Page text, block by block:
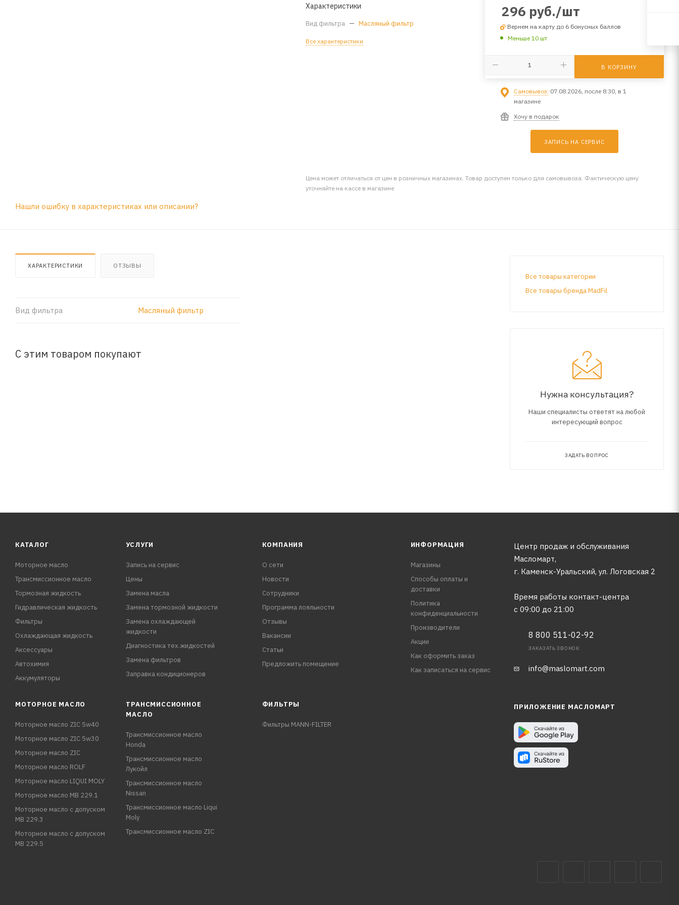
Характеристики
Вид фильтра — Масляный фильтр
Все характеристики
296 руб./шт
Вернем на карту до 6 бонусных баллов
Меньше 10 шт
В КОРЗИНУ
Самовывоз: 07.08.2026, после 8:30, в 1
магазине
Хочу в подарок
ЗАПИСЬ НА СЕРВИС
Цена может отличаться от цен в розничных магазинах. Товар доступен только для самовывоза. Фактическую цену
уточняйте на кассе в магазине
Нашли ошибку в характеристиках или описании?
ХАРАКТЕРИСТИКИ ОТЗЫВЫ
Вид фильтра Масляный фильтр
С этим товаром покупают
Все товары категории
Все товары бренда MadFil
Нужна консультация?
Наши специалисты ответят на любой
интересующий вопрос
ЗАДАТЬ ВОПРОС
КАТАЛОГ
Моторное масло
Трансмиссионное масло
Тормозная жидкость
Гидравлическая жидкость
Фильтры
Охлаждающая жидкость
Аксессуары
Автохимия
Аккумуляторы
УСЛУГИ
Запись на сервис
Цены
Замена масла
Замена тормозной жидкости
Замена охлаждающей
жидкости
Диагностика тех.жидкостей
Замена фильтров
Заправка кондиционеров
КОМПАНИЯ
О сети
Новости
Сотрудники
Программа лояльности
Отзывы
Вакансии
Статьи
Предложить помещение
ИНФОРМАЦИЯ
Магазины
Способы оплаты и
доставки
Политика
конфиденциальности
Производители
Акции
Как оформить заказ
Как записаться на сервис
Центр продаж и обслуживания
Масломарт,
г. Каменск-Уральский, ул. Логовская 2
Время работы контакт-центра
с 09:00 до 21:00
8 800 511-02-92
ЗАКАЗАТЬ ЗВОНОК
info@maslomart.com
МОТОРНОЕ МАСЛО
Моторное масло ZIC 5w40
Моторное масло ZIC 5w30
Моторное масло ZIC
Моторное масло ROLF
Моторное масло LIQUI MOLY
Моторное масло MB 229.1
Моторное масло с допуском
MB 229.3
Моторное масло с допуском
MB 229.5
ТРАНСМИССИОННОЕ
МАСЛО
Трансмиссионное масло
Honda
Трансмиссионное масло
Лукойл
Трансмиссионное масло
Nissan
Трансмиссионное масло Liqui
Moly
Трансмиссионное масло ZIC
ФИЛЬТРЫ
Фильтры MANN-FILTER
ПРИЛОЖЕНИЕ МАСЛОМАРТ